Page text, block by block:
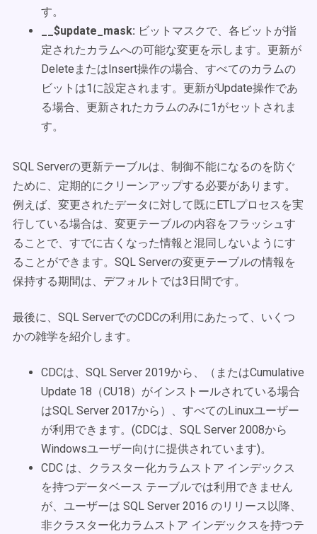
す。
__$update_mask: ビットマスクで、各ビットが指
定されたカラムへの可能な変更を示します。更新が
DeleteまたはInsert操作の場合、すべてのカラムの
ビットは1に設定されます。更新がUpdate操作であ
る場合、更新されたカラムのみに1がセットされま
す。
SQL Serverの更新テーブルは、制御不能になるのを防ぐ
ために、定期的にクリーンアップする必要があります。
例えば、変更されたデータに対して既にETLプロセスを実
行している場合は、変更テーブルの内容をフラッシュす
ることで、すでに古くなった情報と混同しないようにす
ることができます。SQL Serverの変更テーブルの情報を
保持する期間は、デフォルトでは3日間です。
最後に、SQL ServerでのCDCの利用にあたって、いくつ
かの雑学を紹介します。
CDCは、SQL Server 2019から、（またはCumulative
Update 18（CU18）がインストールされている場合
はSQL Server 2017から）、すべてのLinuxユーザー
が利用できます。(CDCは、SQL Server 2008から
Windowsユーザー向けに提供されています)。
CDC は、クラスター化カラムストア インデックス
を持つデータベース テーブルでは利用できません
が、ユーザーは SQL Server 2016 のリリース以降、
非クラスター化カラムストア インデックスを持つテ